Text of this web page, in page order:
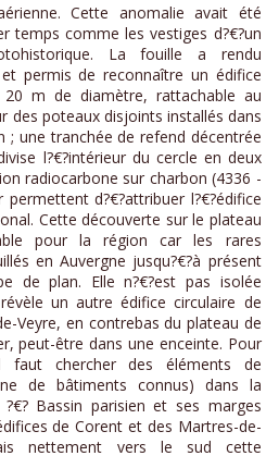
Cette anomalie avait été
temps comme les vestiges d?€?un
La fouille a rendu
permis de reconnaître un édifice
m de diamètre, rattachable au
des poteaux disjoints installés dans
; une tranchée de refend décentrée
l?€?intérieur du cercle en deux
radiocarbone sur charbon (4336 -
d?€?attribuer l?€?édifice
Cette découverte sur le plateau
pour la région car les rares
en Auvergne jusqu?€?à présent
de plan. Elle n?€?est pas isolée
un autre édifice circulaire de
Veyre, en contrebas du plateau de
peut-être dans une enceinte. Pour
faut chercher des éléments de
de bâtiments connus) dans la
Bassin parisien et ses marges
de Corent et des Martres-de-
nettement vers le sud cette